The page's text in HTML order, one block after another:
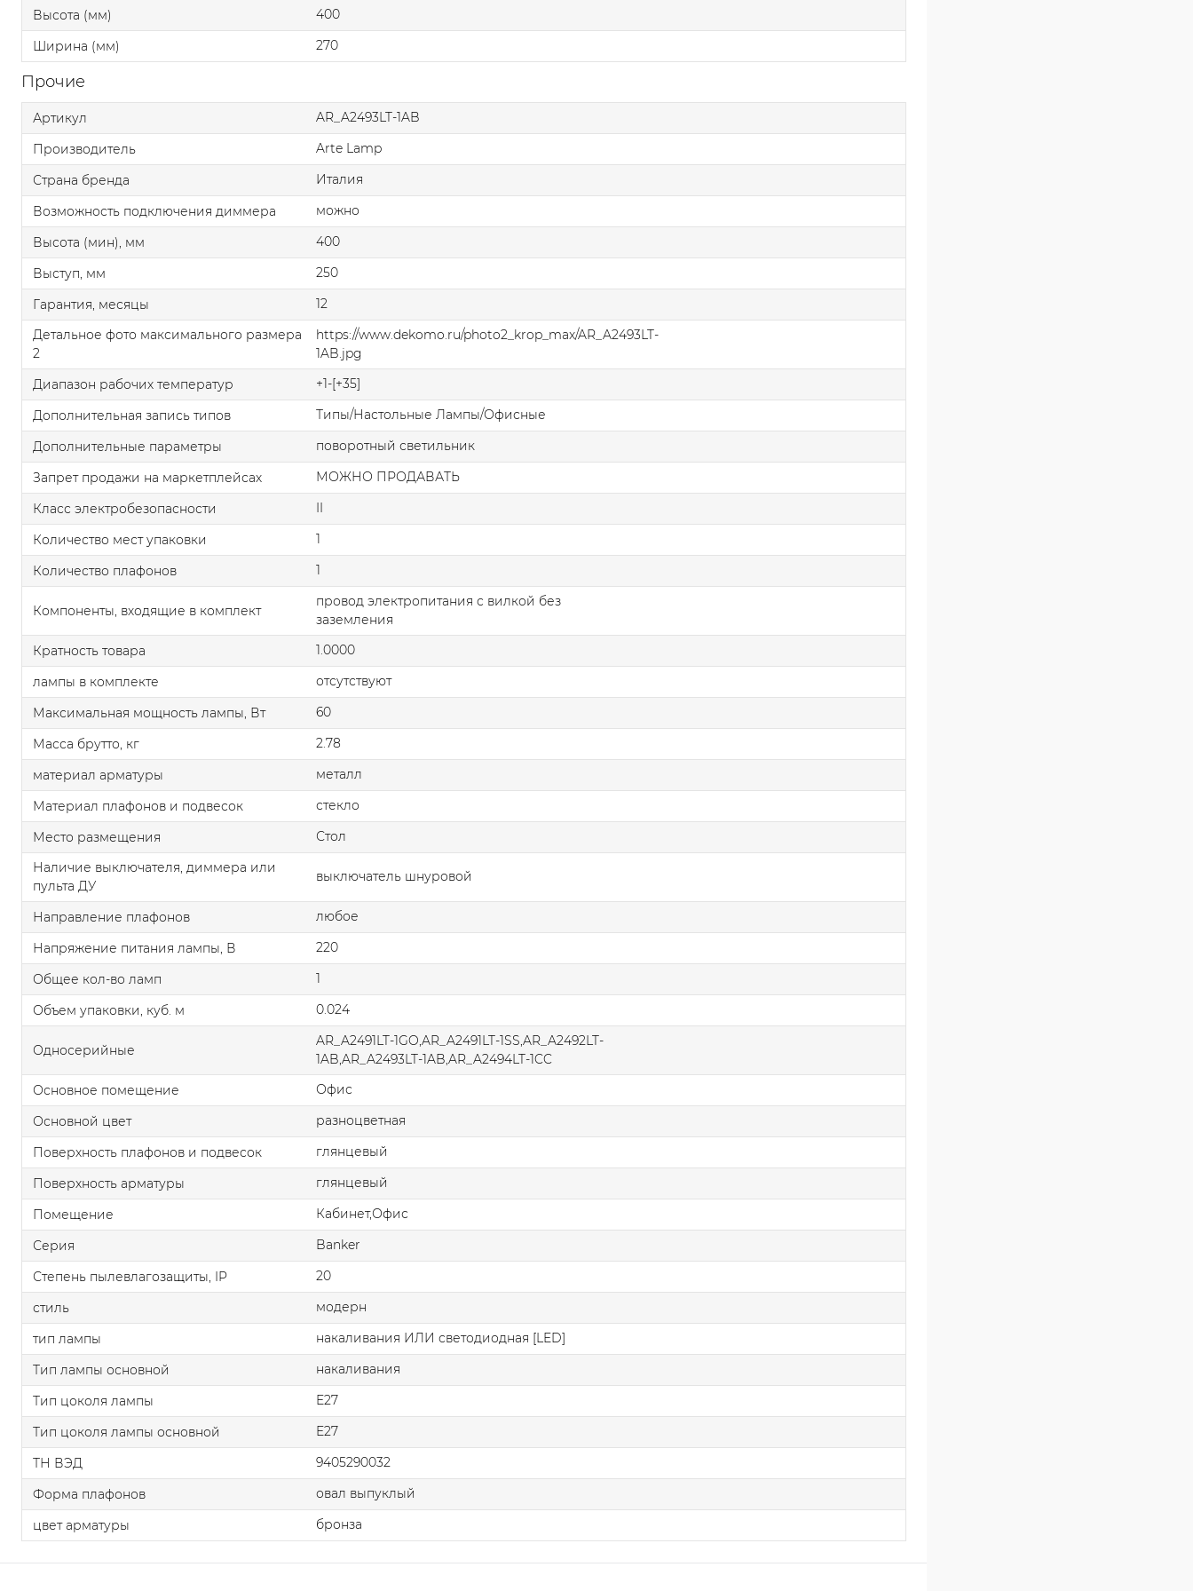
Высота (мм)
400
Ширина (мм)
270
Прочие
Артикул
AR_A2493LT-1AB
Производитель
Arte Lamp
Страна бренда
Италия
Возможность подключения диммера
можно
Высота (мин), мм
400
Выступ, мм
250
Гарантия, месяцы
12
Детальное фото максимального размера
2
https://www.dekomo.ru/photo2_krop_max/AR_A2493LT-
1AB.jpg
Диапазон рабочих температур
+1-[+35]
Дополнительная запись типов
Типы/Настольные Лампы/Офисные
Дополнительные параметры
поворотный светильник
Запрет продажи на маркетплейсах
МОЖНО ПРОДАВАТЬ
Класс электробезопасности
II
Количество мест упаковки
1
Количество плафонов
1
Компоненты, входящие в комплект
провод электропитания с вилкой без
заземления
Кратность товара
1.0000
лампы в комплекте
отсутствуют
Максимальная мощность лампы, Вт
60
Масса брутто, кг
2.78
материал арматуры
металл
Материал плафонов и подвесок
стекло
Место размещения
Стол
Наличие выключателя, диммера или
пульта ДУ
выключатель шнуровой
Направление плафонов
любое
Напряжение питания лампы, В
220
Общее кол-во ламп
1
Объем упаковки, куб. м
0.024
Односерийные
AR_A2491LT-1GO,AR_A2491LT-1SS,AR_A2492LT-
1AB,AR_A2493LT-1AB,AR_A2494LT-1CC
Основное помещение
Офис
Основной цвет
разноцветная
Поверхность плафонов и подвесок
глянцевый
Поверхность арматуры
глянцевый
Помещение
Кабинет,Офис
Серия
Banker
Степень пылевлагозащиты, IP
20
стиль
модерн
тип лампы
накаливания ИЛИ светодиодная [LED]
Тип лампы основной
накаливания
Тип цоколя лампы
E27
Тип цоколя лампы основной
E27
ТН ВЭД
9405290032
Форма плафонов
овал выпуклый
цвет арматуры
бронза